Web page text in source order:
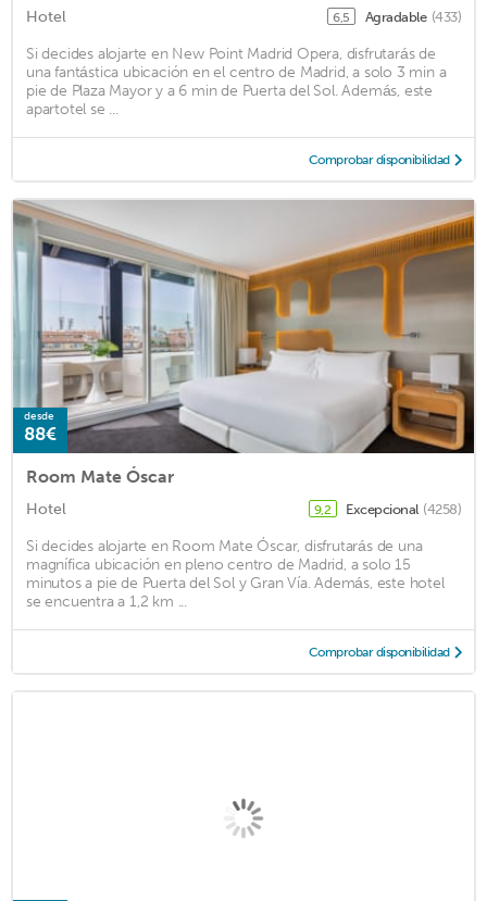
Hotel 6,5 Agradable (433)
Si decides alojarte en New Point Madrid Opera, disfrutarás de
una fantástica ubicación en el centro de Madrid, a solo 3 min a
pie de Plaza Mayor y a 6 min de Puerta del Sol. Además, este
apartotel se ...
Comprobar disponibilidad
desde
88€
Room Mate Óscar
Hotel 9,2 Excepcional (4258)
Si decides alojarte en Room Mate Óscar, disfrutarás de una
magnífica ubicación en pleno centro de Madrid, a solo 15
minutos a pie de Puerta del Sol y Gran Vía. Además, este hotel
se encuentra a 1,2 km ...
Comprobar disponibilidad